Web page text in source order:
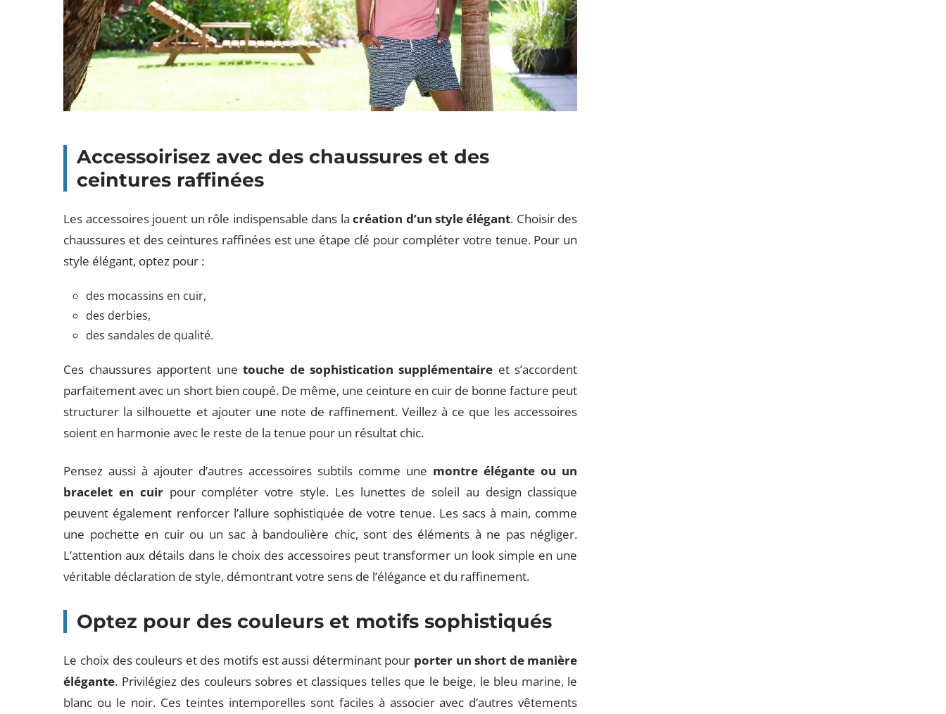
Accessoirisez avec des chaussures et des
ceintures raffinées
Les accessoires jouent un rôle indispensable dans lacréation d’un style élégant. Choisir des
chaussures et des ceintures raffinées est une étape clé pour compléter votre tenue. Pour un
style élégant, optez pour :
des mocassins en cuir,
des derbies,
des sandales de qualité.
Ces chaussures apportent unetouche de sophistication supplémentaire et s’accordent
parfaitement avec un short bien coupé. De même, une ceinture en cuir de bonne facture peut
structurer la silhouette et ajouter une note de raffinement. Veillez à ce que les accessoires
soient en harmonie avec le reste de la tenue pour un résultat chic.
Pensez aussi à ajouter d’autres accessoires subtils comme une montre élégante ou un
bracelet en cuirpour compléter votre style. Les lunettes de soleil au design classique
peuvent également renforcer l’allure sophistiquée de votre tenue. Les sacs à main, comme
une pochette en cuir ou un sac à bandoulière chic, sont des éléments à ne pas négliger.
L’attention aux détails dans le choix des accessoires peut transformer un look simple en une
véritable déclaration de style, démontrant votre sens de l’élégance et du raffinement.
Optez pour des couleurs et motifs sophistiqués
Le choix des couleurs et des motifs est aussi déterminant pour porter un short de manière
élégante. Privilégiez des couleurs sobres et classiques telles que le beige, le bleu marine, le
blanc ou le noir. Ces teintes intemporelles sont faciles à associer avec d’autres vêtements